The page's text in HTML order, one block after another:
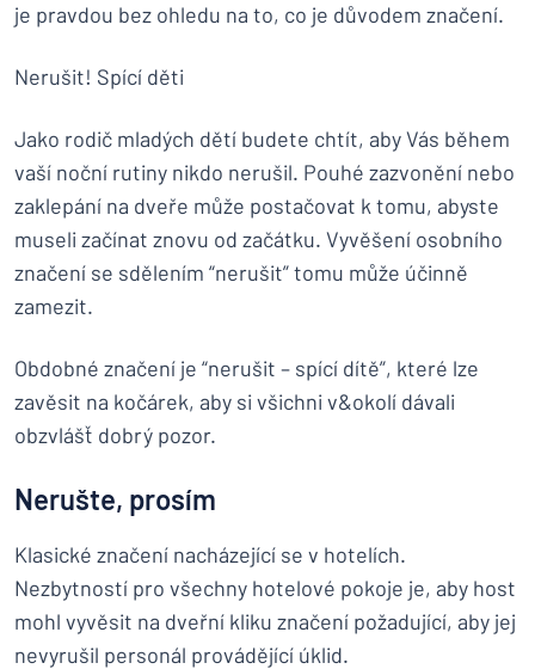
je pravdou bez ohledu na to, co je důvodem značení.
Nerušit! Spící děti
Jako rodič mladých dětí budete chtít, aby Vás během
vaší noční rutiny nikdo nerušil. Pouhé zazvonění nebo
zaklepání na dveře může postačovat k tomu, abyste
museli začínat znovu od začátku. Vyvěšení osobního
značení se sdělením “nerušit” tomu může účinně
zamezit.
Obdobné značení je “nerušit – spící dítě”, které lze
zavěsit na kočárek, aby si všichni v&okolí dávali
obzvlášť dobrý pozor.
Nerušte, prosím
Klasické značení nacházející se v hotelích.
Nezbytností pro všechny hotelové pokoje je, aby host
mohl vyvěsit na dveřní kliku značení požadující, aby jej
nevyrušil personál provádějící úklid.